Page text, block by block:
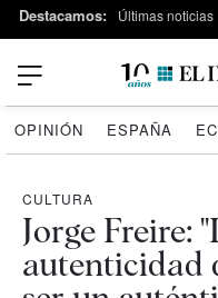
Destacamos: Últimas noticias
OPINIÓN ESPAÑA
CULTURA
Jorge Freire:
autenticidad